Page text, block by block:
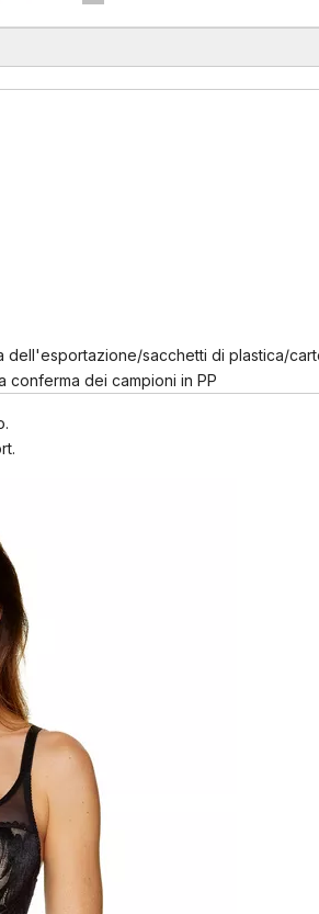
dell'esportazione/sacchetti di plastica/
conferma dei campioni in PP